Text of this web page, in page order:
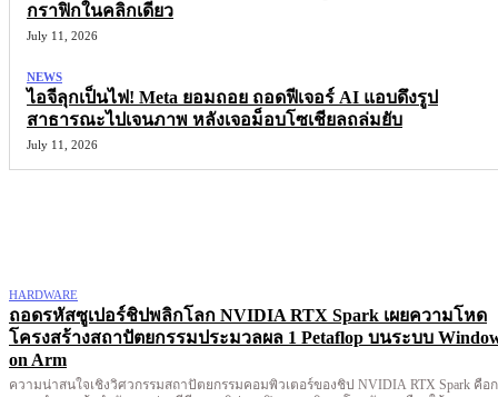
กราฟิกในคลิกเดียว
July 11, 2026
NEWS
ไอจีลุกเป็นไฟ! Meta ยอมถอย ถอดฟีเจอร์ AI แอบดึงรูป
สาธารณะไปเจนภาพ หลังเจอม็อบโซเชียลถล่มยับ
July 11, 2026
HARDWARE
ถอดรหัสซูเปอร์ชิปพลิกโลก NVIDIA RTX Spark เผยความโหด
โครงสร้างสถาปัตยกรรมประมวลผล 1 Petaflop บนระบบ
on Arm
ความน่าสนใจเชิงวิศวกรรมสถาปัตยกรรมคอมพิวเตอร์ของชิป NVIDIA RTX Spark คือ